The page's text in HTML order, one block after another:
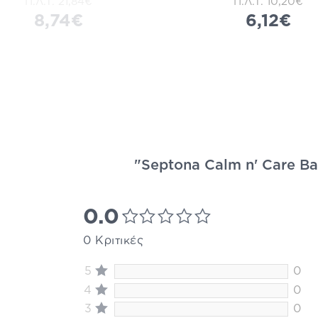
8,74€ 6,12€
"Septona Calm n' Care
0.0
0 Κριτικές
5
0
4
0
3
0